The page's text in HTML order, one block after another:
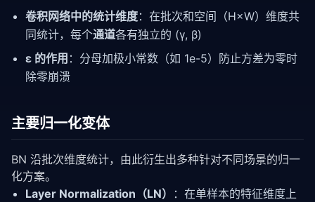
卷积网络中的统计维度：在批次和空间（H×W）维度共
同统计，每个通道各有独立的 (γ, β)
ε 的作用 ：分母加极小常数（如 1e-5）防止方差为零时
除零崩溃
主要归一化变体
BN 沿批次维度统计，由此衍生出多种针对不同场景的归一
化方案。
Layer Normalization（LN）
：在单样本的特征维度上